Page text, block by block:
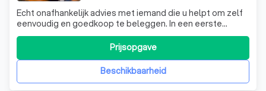
Echt onafhankelijk advies met iemand die u helpt om zelf
eenvoudig en goedkoop te beleggen. In een eerste
vrijblijvend gesprek lichten we dat graag verder toe hoe je
tot dat hoger rendement komt.
Beschikbaarheid
Prijsopgave